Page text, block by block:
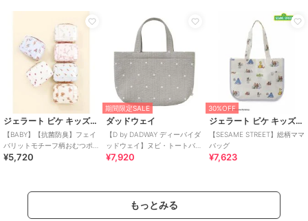
ジェラート ピケ キッズ＆ベビー
【BABY】【抗菌防臭】フェイ
バリットモチーフ柄おむつポ
ーチ
¥5,720
期間限定SALE
ダッドウェイ
【D by DADWAY ディーバイダ
ッドウェイ】ヌビ・トートバ
ッグ/ドット/グレー
¥7,920
30%OFF
ジェラート ピケ キッズ＆ベビー
【SESAME STREET】総柄ママ
バッグ
¥7,623
もっとみる